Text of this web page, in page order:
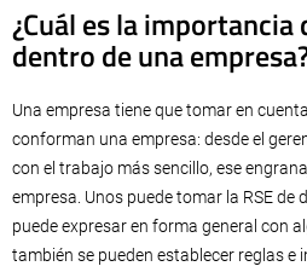
¿Cuál es la importancia
dentro de una
Una empresa tiene que tomar en
conforman una empresa: desde el
con el trabajo más sencillo, ese
empresa. Unos puede tomar la RSE de
puede expresar en forma general con
también se pueden establecer reglas e